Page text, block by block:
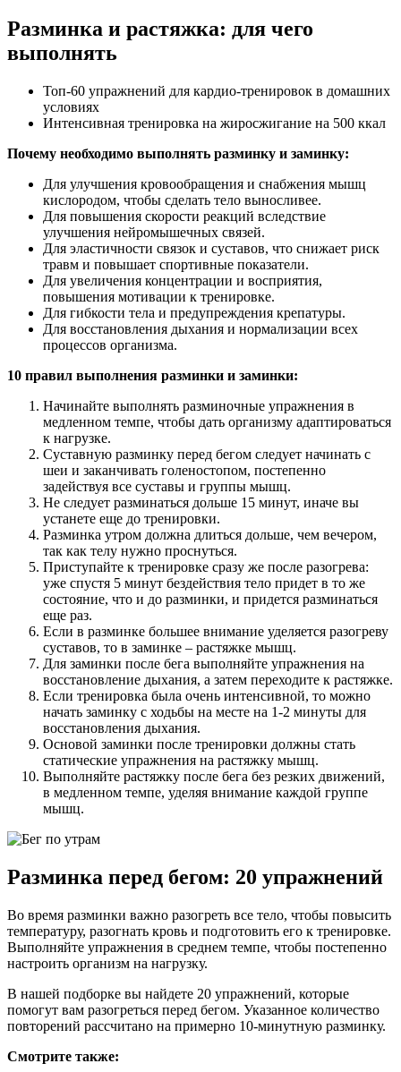
Разминка и растяжка: для чего
выполнять
Топ-60 упражнений для кардио-тренировок в домашних
условиях
Интенсивная тренировка на жиросжигание на 500 ккал
Почему необходимо выполнять разминку и заминку:
Для улучшения кровообращения и снабжения мышц
кислородом, чтобы сделать тело выносливее.
Для повышения скорости реакций вследствие
улучшения нейромышечных связей.
Для эластичности связок и суставов, что снижает риск
травм и повышает спортивные показатели.
Для увеличения концентрации и восприятия,
повышения мотивации к тренировке.
Для гибкости тела и предупреждения крепатуры.
Для восстановления дыхания и нормализации всех
процессов организма.
10 правил выполнения разминки и заминки:
Начинайте выполнять разминочные упражнения в
медленном темпе, чтобы дать организму адаптироваться
к нагрузке.
Суставную разминку перед бегом следует начинать с
шеи и заканчивать голеностопом, постепенно
задействуя все суставы и группы мышц.
Не следует разминаться дольше 15 минут, иначе вы
устанете еще до тренировки.
Разминка утром должна длиться дольше, чем вечером,
так как телу нужно проснуться.
Приступайте к тренировке сразу же после разогрева:
уже спустя 5 минут бездействия тело придет в то же
состояние, что и до разминки, и придется разминаться
еще раз.
Если в разминке большее внимание уделяется разогреву
суставов, то в заминке – растяжке мышц.
Для заминки после бега выполняйте упражнения на
восстановление дыхания, а затем переходите к растяжке.
Если тренировка была очень интенсивной, то можно
начать заминку с ходьбы на месте на 1-2 минуты для
восстановления дыхания.
Основой заминки после тренировки должны стать
статические упражнения на растяжку мышц.
Выполняйте растяжку после бега без резких движений,
в медленном темпе, уделяя внимание каждой группе
мышц.
Разминка перед бегом: 20 упражнений
Во время разминки важно разогреть все тело, чтобы повысить
температуру, разогнать кровь и подготовить его к тренировке.
Выполняйте упражнения в среднем темпе, чтобы постепенно
настроить организм на нагрузку.
В нашей подборке вы найдете 20 упражнений, которые
помогут вам разогреться перед бегом. Указанное количество
повторений рассчитано на примерно 10-минутную разминку.
Смотрите также: